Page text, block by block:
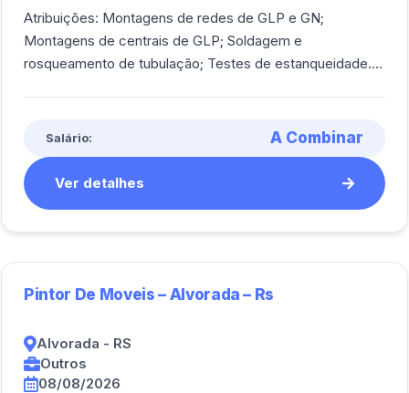
Atribuições: Montagens de redes de GLP e GN;
Montagens de centrais de GLP; Soldagem e
rosqueamento de tubulação; Testes de estanqueidade.
Salário: A Combinar
Ver detalhes
Pintor De Moveis – Alvorada – Rs
Alvorada - RS
Outros
08/08/2026